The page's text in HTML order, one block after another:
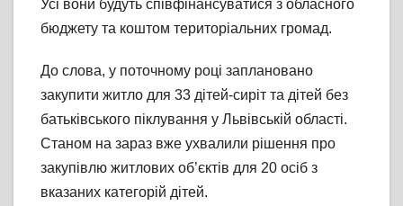
Усі вони будуть співфінансуватися з обласного
бюджету та коштом територіальних громад.
До слова, у поточному році заплановано
закупити житло для 33 дітей-сиріт та дітей без
батьківського піклування у Львівській області.
Станом на зараз вже ухвалили рішення про
закупівлю житлових об’єктів для 20 осіб з
вказаних категорій дітей.